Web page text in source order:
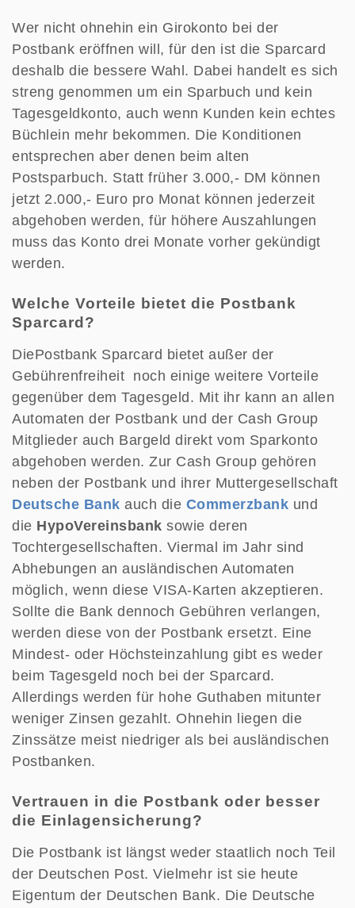
Wer nicht ohnehin ein Girokonto bei der
Postbank eröffnen will, für den ist die Sparcard
deshalb die bessere Wahl. Dabei handelt es sich
streng genommen um ein Sparbuch und kein
Tagesgeldkonto, auch wenn Kunden kein echtes
Büchlein mehr bekommen. Die Konditionen
entsprechen aber denen beim alten
Postsparbuch. Statt früher 3.000,- DM können
jetzt 2.000,- Euro pro Monat können jederzeit
abgehoben werden, für höhere Auszahlungen
muss das Konto drei Monate vorher gekündigt
werden.
Welche Vorteile bietet die Postbank
Sparcard?
DiePostbank Sparcard bietet außer der
Gebührenfreiheit noch einige weitere Vorteile
gegenüber dem Tagesgeld. Mit ihr kann an allen
Automaten der Postbank und der Cash Group
Mitglieder auch Bargeld direkt vom Sparkonto
abgehoben werden. Zur Cash Group gehören
neben der Postbank und ihrer Muttergesellschaft
Deutsche Bank auch die Commerzbank und
die HypoVereinsbank sowie deren
Tochtergesellschaften. Viermal im Jahr sind
Abhebungen an ausländischen Automaten
möglich, wenn diese VISA-Karten akzeptieren.
Sollte die Bank dennoch Gebühren verlangen,
werden diese von der Postbank ersetzt. Eine
Mindest- oder Höchsteinzahlung gibt es weder
beim Tagesgeld noch bei der Sparcard.
Allerdings werden für hohe Guthaben mitunter
weniger Zinsen gezahlt. Ohnehin liegen die
Zinssätze meist niedriger als bei ausländischen
Postbanken.
Vertrauen in die Postbank oder besser
die Einlagensicherung?
Die Postbank ist längst weder staatlich noch Teil
der Deutschen Post. Vielmehr ist sie heute
Eigentum der Deutschen Bank. Die Deutsche